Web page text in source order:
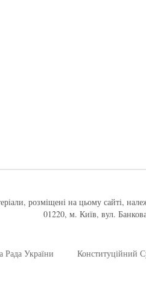
розміщені на цьому сайті,
01220, м. Київ, вул.
Рада України Конституційний